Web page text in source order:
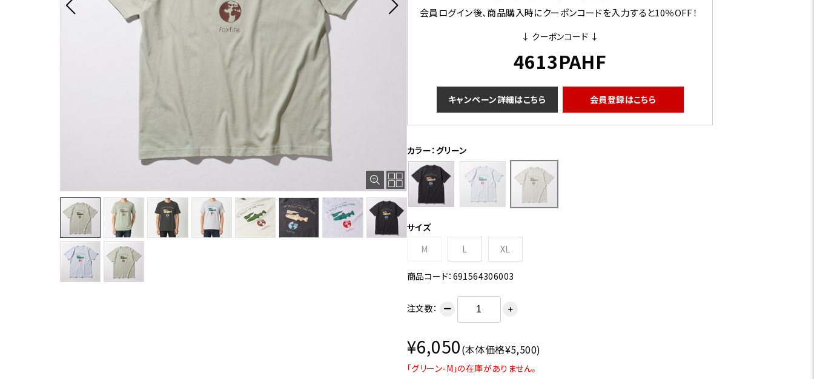
会員ログイン後、商品購入時にクーポンコードを入力すると10％OFF！
↓ クーポンコード ↓
4613PAHF
キャンペーン詳細はこちら 会員登録はこちら
カラー：グリーン
サイズ
M
L XL
商品コード：691564306003
注文数： ー ＋
¥6,050(本体価格¥5,500)
「グリーン-M」の在庫がありません。